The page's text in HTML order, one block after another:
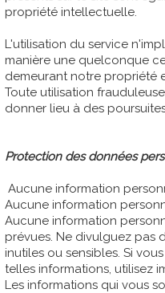
propriété intellectuelle.
L'utilisation du service
manière une quelconque
demeurant notre propriété
Toute utilisation
donner lieu à des
Protection des données
Aucune information
Aucune information
Aucune information
prévues. Ne divulguez pas
inutiles ou sensibles. Si
telles informations, utilisez
Les informations qui vous